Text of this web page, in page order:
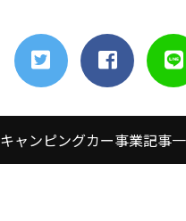
キャンピングカー事業記事